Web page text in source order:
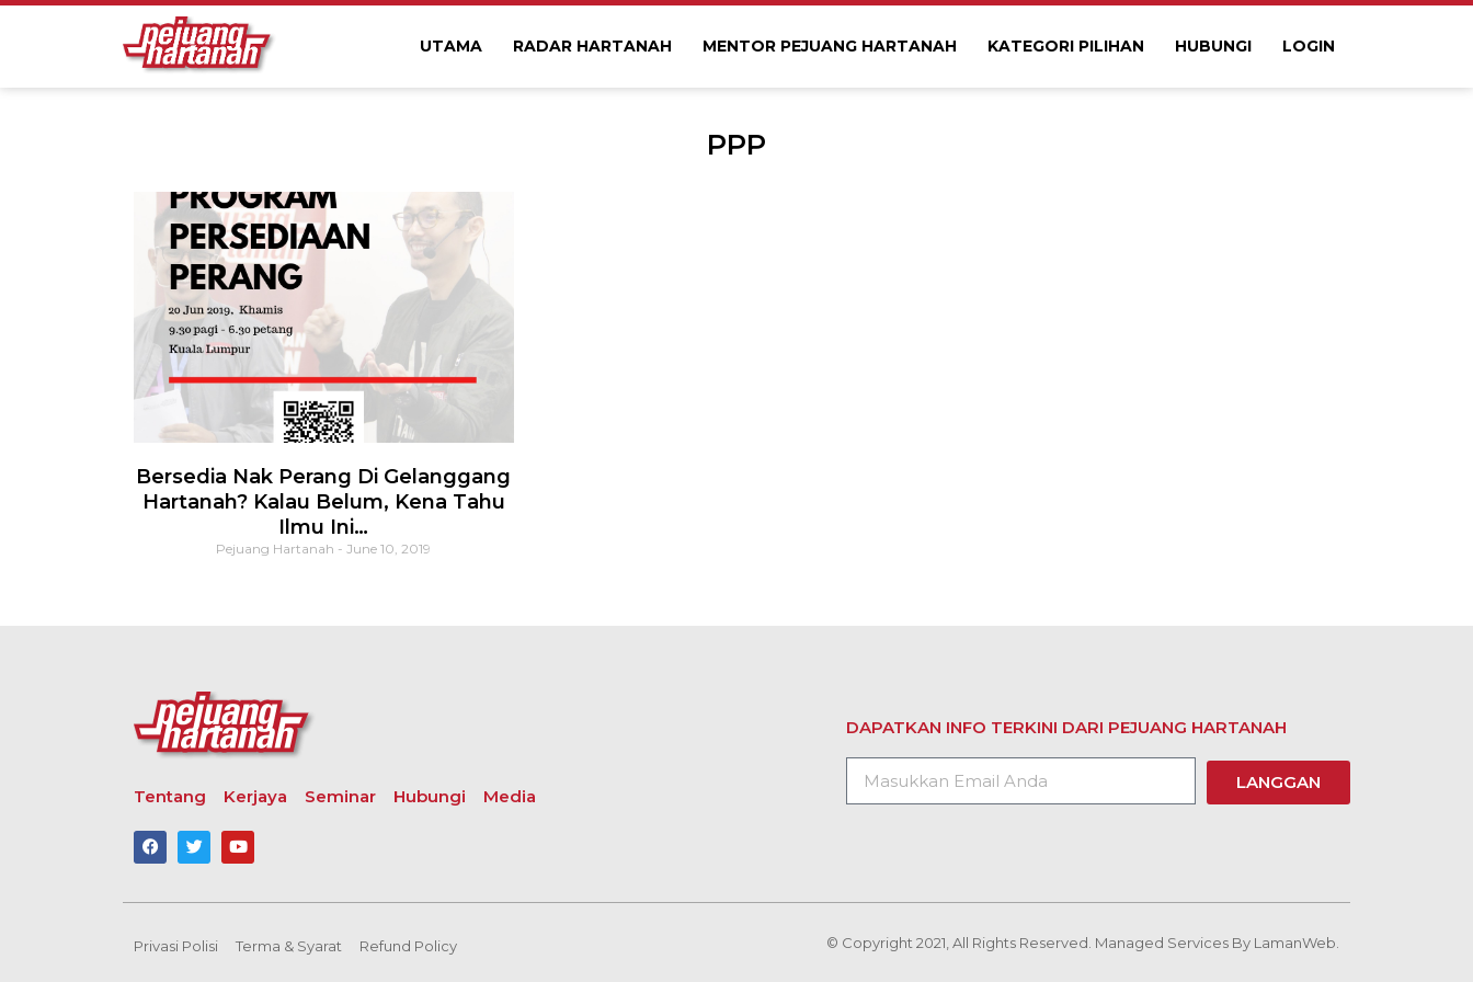
UTAMA RADAR HARTANAH MENTOR PEJUANG HARTANAH KATEGORI PILIHAN HUBUNGI LOGIN
PPP
Bersedia Nak Perang Di Gelanggang
Hartanah? Kalau Belum, Kena Tahu
Ilmu Ini…
Pejuang Hartanah June 10, 2019
Tentang Kerjaya Seminar Hubungi Media
DAPATKAN INFO TERKINI DARI PEJUANG HARTANAH
LANGGAN
Privasi Polisi Terma & Syarat Refund Policy © Copyright 2021, All Rights Reserved. Managed Services By LamanWeb.